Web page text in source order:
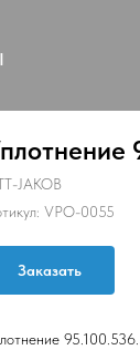
JAKOB
VPO-0055
Заказать